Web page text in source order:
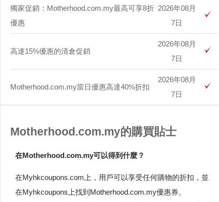
獨家促銷：Motherhood.com.my最高可享8折
優惠
2026年08月
7日
高達15%優惠的清倉促銷
2026年08月
7日
Motherhood.com.my當日優惠高達40%折扣
2026年08月
7日
Motherhood.com.my的購買貼士
在Motherhood.com.my可以得到什麼？
在Myhkcoupons.com上，用戶可以享受任何購物的折扣，並
在Myhkcoupons上找到Motherhood.com.my優惠券。